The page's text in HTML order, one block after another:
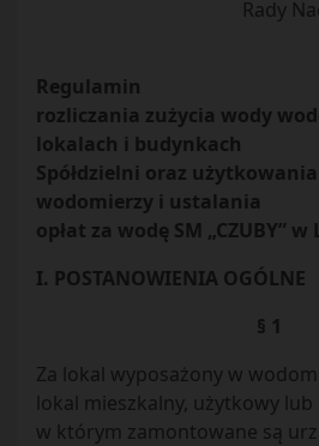
Rady
Regulamin
rozliczania zużycia wody
lokalach i budynkach
Spółdzielni oraz
wodomierzy i ustalania
opłat za wodę SM „CZUBY”
I. POSTANOWIENIA OGÓLNE
§ 1
Za lokal wyposażony w
lokal mieszkalny, użytkowy
w którym zamontowane są